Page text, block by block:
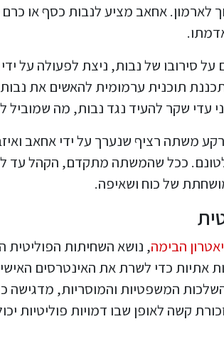
לארמון. אחאב מציע לנבות כסף או
סירובו של נבות, ניצת לפעולה על
תוכנית ערמומית להאשים את
עדי שקר להעיד נגד נבות, מה
משתה רציף שנערך על ידי אחאב
ככל שהמשתה מתקדם, הקהל עד
של כוח ושאיפה.
הבימה, נושא השחיתות הפוליטית
אתיות כדי לשרת את האינטרסים
המשפטיות והמוסריות, מדגישה
קשה לאופן שבו דמויות פוליטיות